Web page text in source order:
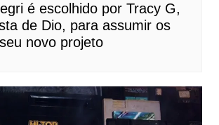
é escolhido por Tracy G,
de Dio, para assumir os
novo projeto